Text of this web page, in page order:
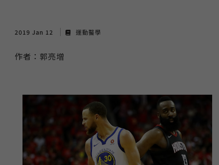
2019 Jan 12 運動醫學
作者：郭亮增